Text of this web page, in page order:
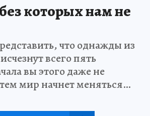
которых нам не
что однажды из
всего пять
вы этого даже не
мир начнет меняться…